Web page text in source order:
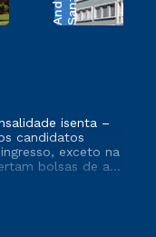
isenta –
candidatos
exceto na
bolsas de até
e/ou não
em uma